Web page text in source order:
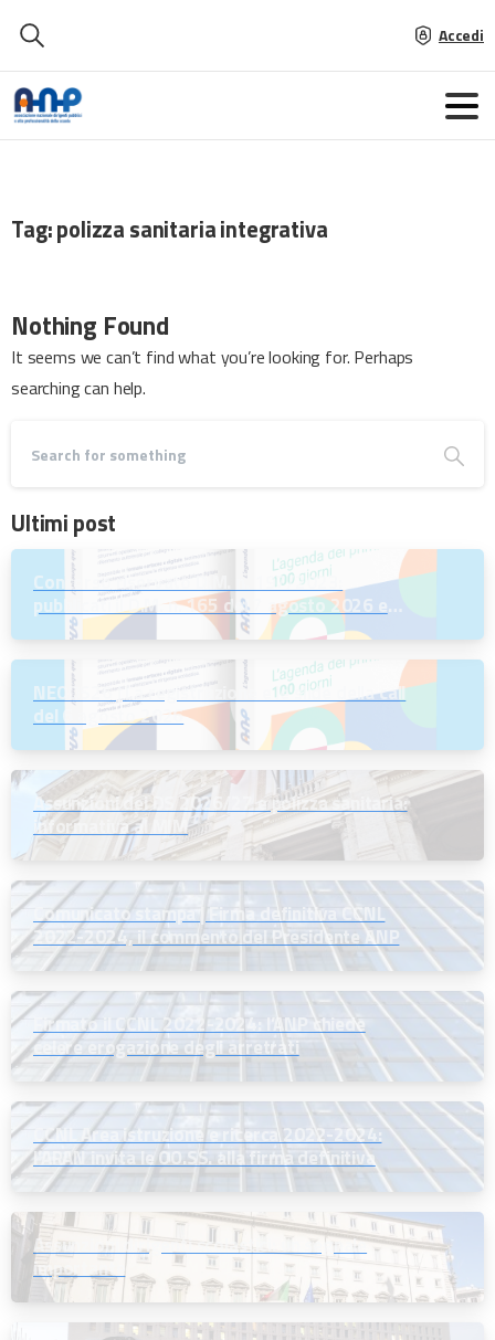
Accedi
Tag:polizza sanitaria integrativa
Nothing Found
It seems we can’t find what you’re looking for. Perhaps
searching can help.
Ultimi post
Concorso riservato D.M. n. 197/2023:
pubblicati il D.M. n. 165 del 7 agosto 2026 e
l’Avviso per la scelta della regione
NEODS26 | La registrazione e le slide della call
del 6 agosto 2026
Assunzioni dei DS 2026/27 e polizza sanitaria:
informativa al MIM
Comunicato stampa | Firma definitiva CCNL
2022-2024, il commento del Presidente ANP
Firmato il CCNL 2022-2024: l’ANP chiede
celere erogazione degli arretrati
CCNL Area istruzione e ricerca 2022-2024:
l’ARAN invita le OO.SS. alla firma definitiva
Assunzioni dirigenti scolastici: un segnale
importante